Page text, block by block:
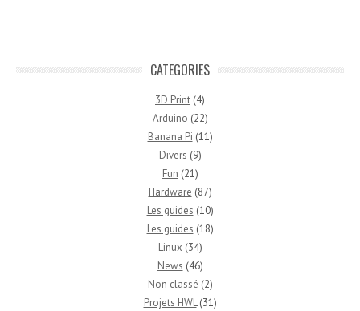
CATEGORIES
3D Print (4)
Arduino (22)
Banana Pi (11)
Divers (9)
Fun (21)
Hardware (87)
Les guides (10)
Les guides (18)
Linux (34)
News (46)
Non classé (2)
Projets HWL(31)